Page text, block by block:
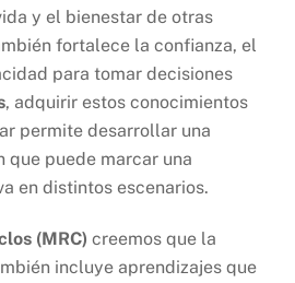
y el bienestar de otras
fortalece la confianza, el
para tomar decisiones
, adquirir estos conocimientos
permite desarrollar una
que puede marcar una
en distintos escenarios.
(MRC) creemos que la
incluye aprendizajes que